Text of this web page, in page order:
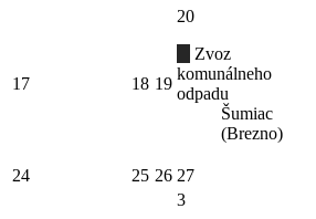
17 18 19
20
Zvoz
komunálneho
odpadu
Šumiac
(Brezno)
24 25 26 27
3